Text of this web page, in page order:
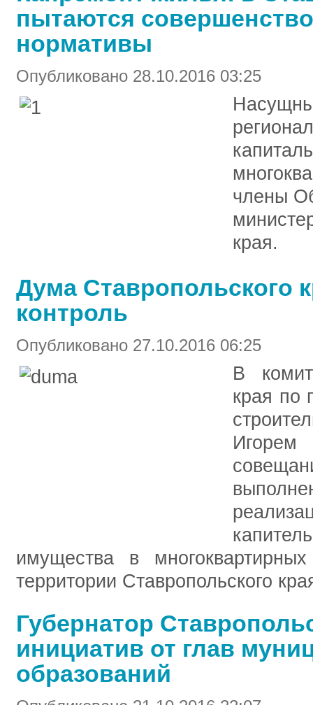
пытаются
нормативы
Опубликовано 28.10.2016 03:25
члены
края.
Дума Ставропольского
контроль
Опубликовано 27.10.2016 06:25
В
края по
имущества в
территории Ставропольского
Губернатор
инициатив от глав
образований